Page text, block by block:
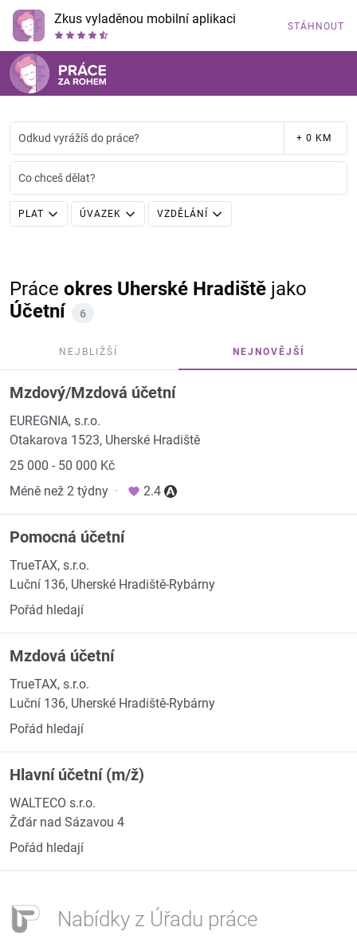
Zkus vyladěnou mobilní aplikaci STÁHNOUT
Odkud vyrážíš do práce? + 0 KM
Co chceš dělat?
PLAT ÚVAZEK VZDĚLÁNÍ
Práce okres Uherské Hradiště jako
Účetní
6
NEJBLIŽŠÍ NEJNOVĚJŠÍ
Mzdový/Mzdová účetní
EUREGNIA, s.r.o.
Otakarova 1523, Uherské Hradiště
25 000 - 50 000 Kč
Méně než 2 týdny · 2.4
Pomocná účetní
TrueTAX, s.r.o.
Luční 136, Uherské Hradiště-Rybárny
Pořád hledají
Mzdová účetní
TrueTAX, s.r.o.
Luční 136, Uherské Hradiště-Rybárny
Pořád hledají
Hlavní účetní (m/ž)
WALTECO s.r.o.
Žďár nad Sázavou 4
Pořád hledají
Nabídky z Úřadu práce